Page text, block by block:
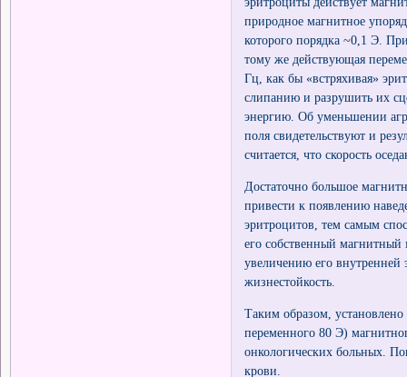
природное магнитное
которого порядка ~0,1 Э.
тому же действующая
Гц, как бы «встряхивая»
слипанию и разрушить их
энергию. Об уменьшении
поля свидетельствуют и
считается, что скорость
Достаточно большое
привести к появлению
эритроцитов, тем самым
его собственный
увеличению его внутренней
жизнестойкость.
Таким образом,
переменного 80 Э)
онкологических больных.
крови.